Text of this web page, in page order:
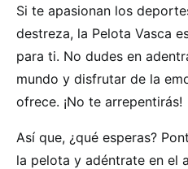
Si te apasionan los
destreza, la Pelota Vasca
para ti. No dudes en
mundo y disfrutar de la
ofrece. ¡No te arrepentirás!
Así que, ¿qué esperas?
la pelota y adéntrate en el